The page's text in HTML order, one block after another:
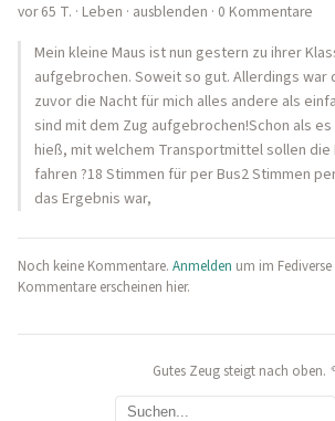
vor 65 T. · Leben · ausblenden · 0 Kommentare
Mein kleine Maus ist nun gestern zu ihrer
aufgebrochen. Soweit so gut. Allerdings war
zuvor die Nacht für mich alles andere als
sind mit dem Zug aufgebrochen!Schon als
hieß, mit welchem Transportmittel sollen die
fahren ?18 Stimmen für per Bus2 Stimmen
das Ergebnis war,
Noch keine Kommentare. Anmelden um im
Kommentare erscheinen hier.
Gutes Zeug steigt nach oben.